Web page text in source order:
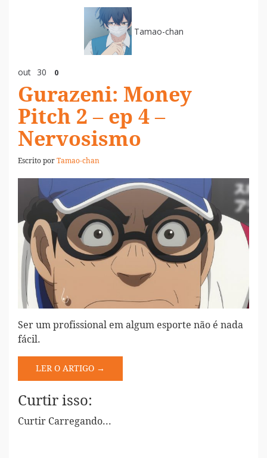
Tamao-chan
out 30 0
Gurazeni: Money
Pitch 2 – ep 4 –
Nervosismo
Escrito porTamao-chan
Ser um profissional em algum esporte não é nada
fácil.
LER O ARTIGO →
Curtir isso:
Curtir Carregando...